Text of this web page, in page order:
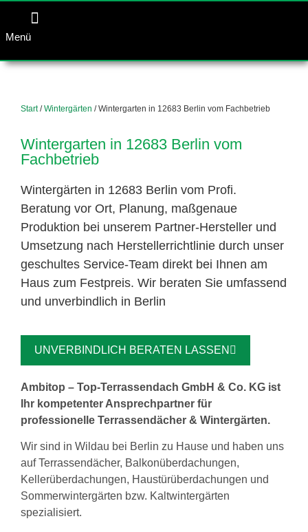
Menü
Start/Wintergärten / Wintergarten in 12683 Berlin vom Fachbetrieb
Wintergarten in 12683 Berlin vom
Fachbetrieb
Wintergärten in 12683 Berlin vom Profi.
Beratung vor Ort, Planung, maßgenaue
Produktion bei unserem Partner-Hersteller und
Umsetzung nach Herstellerrichtlinie durch unser
geschultes Service-Team direkt bei Ihnen am
Haus zum Festpreis. Wir beraten Sie umfassend
und unverbindlich in Berlin
UNVERBINDLICH BERATEN LASSEN
Ambitop – Top-Terrassendach GmbH & Co. KG ist
Ihr kompetenter Ansprechpartner für
professionelle Terrassendächer & Wintergärten.
Wir sind in Wildau bei Berlin zu Hause und haben uns
auf Terrassendächer, Balkonüberdachungen,
Kellerüberdachungen, Haustürüberdachungen und
Sommerwintergärten bzw. Kaltwintergärten
spezialisiert.